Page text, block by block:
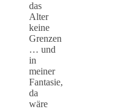
das
Alter
keine
Grenzen
… und
in
meiner
Fantasie,
da
wäre